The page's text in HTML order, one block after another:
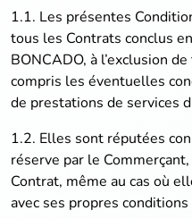
1.1. Les présentes
tous les Contrats conclus
BONCADO, à l’exclusion
compris les éventuelles
de prestations de services
1.2. Elles sont réputées
réserve par le
Contrat, même au cas où
avec ses propres